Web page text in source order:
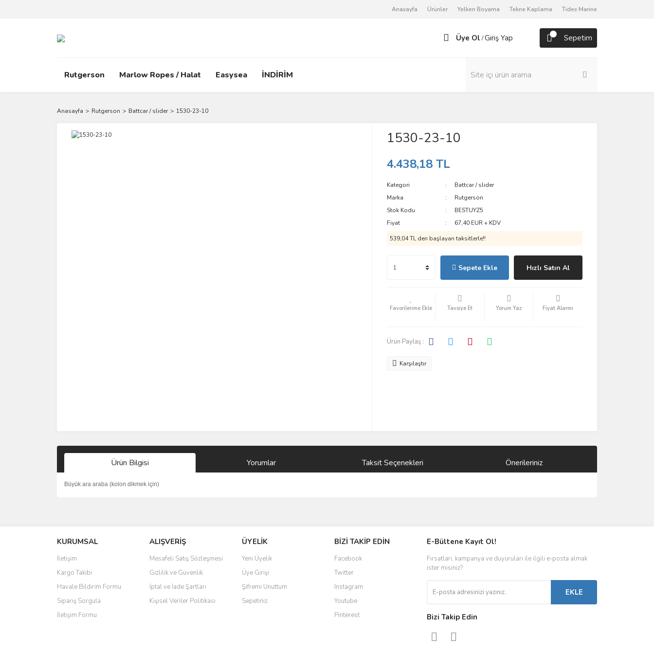
Anasayfa Ürünler Yelken Boyama Tekne Kaplama Tides Marine
Üye Ol /Giriş Yap Sepetim
Rutgerson Marlow Ropes / Halat Easysea İNDİRİM
Anasayfa Rutgerson Battcar / slider 1530-23-10
1530-23-10
4.438,18 TL
Kategori
Battcar / slider
Marka
Rutgerson
Stok Kodu
BESTUYZ5
Fiyat
67,40 EUR + KDV
539,04 TL den başlayan taksitlerle!!
Sepete Ekle Hızlı Satın Al
Tavsiye Et Yorum Yaz Fiyat Alarmı
Ürün Paylaş :
Karşılaştır
Ürün Bilgisi Yorumlar Taksit Seçenekleri Önerileriniz
Büyük ara araba (kolon dikmek için)
Ürün resmi kalitesiz, bozuk veya görüntülenemiyor.
Ürün açıklamasında eksik bilgiler bulunuyor.
Ürün bilgilerinde hatalar bulunuyor.
Ürün fiyatı diğer sitelerden daha pahalı.
Bu ürüne benzer farklı alternatifler olmalı.
KURUMSAL
İletişim
Kargo Takibi
Havale Bildirim Formu
Sipariş Sorgula
İletişim Formu
ALIŞVERİŞ
Mesafeli Satış Sözleşmesi
Gizlilik ve Güvenlik
İptal ve İade Şartları
Kişisel Veriler Politikası
ÜYELİK
Yeni Üyelik
Üye Girişi
Şifremi Unuttum
Sepetiniz
BİZİ TAKİP EDİN
Facebook
Twitter
Instagram
Youtube
Pinterest
E-Bültene Kayıt Ol!
Fırsatları, kampanya ve duyuruları ile ilgili e-posta almak
ister misiniz?
EKLE
Bizi Takip Edin